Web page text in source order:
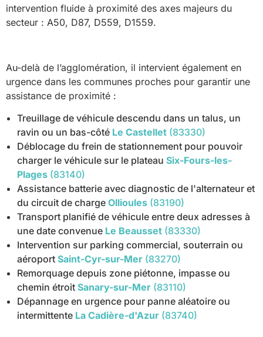
intervention fluide à proximité des axes majeurs du
secteur : A50, D87, D559, D1559.
Au-delà de l’agglomération, il intervient également en
urgence dans les communes proches pour garantir une
assistance de proximité :
Treuillage de véhicule descendu dans un talus, un
ravin ou un bas-côté Le Castellet (83330)
Déblocage du frein de stationnement pour pouvoir
charger le véhicule sur le plateau Six-Fours-les-
Plages (83140)
Assistance batterie avec diagnostic de l'alternateur et
du circuit de charge Ollioules (83190)
Transport planifié de véhicule entre deux adresses à
une date convenue Le Beausset (83330)
Intervention sur parking commercial, souterrain ou
aéroport Saint-Cyr-sur-Mer (83270)
Remorquage depuis zone piétonne, impasse ou
chemin étroit Sanary-sur-Mer (83110)
Dépannage en urgence pour panne aléatoire ou
intermittente La Cadière-d'Azur (83740)